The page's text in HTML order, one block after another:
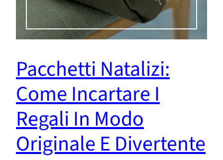
Pacchetti Natalizi:
Come Incartare I
Regali In Modo
Originale E Divertente